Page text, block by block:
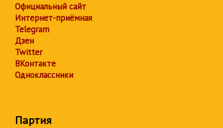
Официальный сайт
Интернет-приёмная
Telegram
Дзен
Twitter
ВКонтакте
Одноклассники
Партия